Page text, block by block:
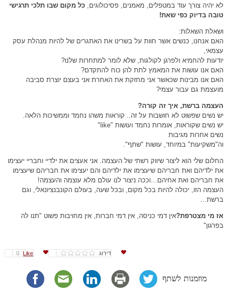
לא יהיה צורך עוד במטפלים, מאמנים, פסיכולוגים,כל מקום שבו תלכי תרגישי
טובה בדיוק כפי שאת!
ושאלת השאלות:
האם אנחנו, כנשים אשר חוות על בשרינו את האתגרים של להיות מנהלת עסק
עצמאי,
יודעות להחמיא ולפרגן לקולגות, שלא לומר למתחרות שלנו?
האם אנו עושות את המאמץ לתת להן כוח להתקדם?
האם אנו מבינות שכאשר אני מחזקת את האחרת אני בעצם יוצרת סביבה
מועצמת גם עבור עצמי?
העצמה ברשת, איך זה קורה?
יש נשים שפשוט לא חושבות על זה.. קוראות משהו נחמד וממשיכות הלאה.
יש נשים שקוראות, אומרות נחמד ועושות "like"
נשים אחרות מגיבות
וה"משקיעות" במיוחד, עושות "שתף".
החלום שלי הוא ליצור שיווק רשתי של העצמה. אני אעצים את ילדיי וחבריי יעצימו
את ילדיהם ואת חבריהם שיעצימו את ילדיהם והם יעצימו את חבריהם שיעצימו
את חבריהם ואת אחיהם…וככה ניצור לנו עולם מלא עוצמה והעצמה!
העצמה הזו, יכולה להיות בכל מקום, ובכל שעה, בעולם הקונבנציונאלי, וגם
ברשת…
אז מי מצטרפת?אין דמי כניסה, אין דמי חברות, אין מחויבות פשוט "תנו לה
בפרגון"
Like
0 דירוג
מוזמנות לשתף